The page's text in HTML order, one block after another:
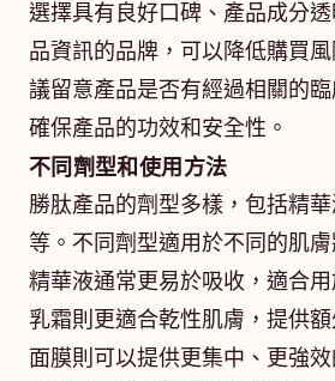
選擇具有良好口碑、產品成分
品資訊的品牌，可以降低購買
議留意產品是否有經過相關的
確保產品的功效和安全性。
不同劑型和使用方法
勝肽產品的劑型多樣，包括精
等。不同劑型適用於不同的肌
精華液通常更易於吸收，適合用
乳霜則更適合乾性肌膚，提供額
面膜則可以提供更集中、更強